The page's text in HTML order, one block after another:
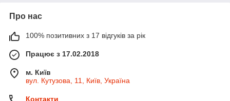
Про нас
100% позитивних з 17 відгуків за рік
Працює з 17.02.2018
м. Київ
вул. Кутузова, 11, Київ, Україна
Контакти